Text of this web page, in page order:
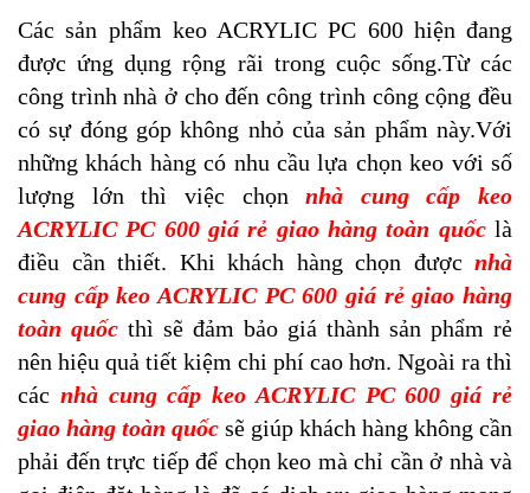
Các sản phẩm keo ACRYLIC PC 600 hiện đang
được ứng dụng rộng rãi trong cuộc sống.Từ các
công trình nhà ở cho đến công trình công cộng đều
có sự đóng góp không nhỏ của sản phẩm này.Với
những khách hàng có nhu cầu lựa chọn keo với số
lượng lớn thì việc chọnnhà cung cấp keo
ACRYLIC PC 600 giá rẻ giao hàng toàn quốclà
điều cần thiết. Khi khách hàng chọn được nhà
cung cấp keo ACRYLIC PC 600 giá rẻ giao hàng
toàn quốc thì sẽ đảm bảo giá thành sản phẩm rẻ
nên hiệu quả tiết kiệm chi phí cao hơn. Ngoài ra thì
các nhà cung cấp keo ACRYLIC PC 600 giá rẻ
giao hàng toàn quốc sẽ giúp khách hàng không cần
phải đến trực tiếp để chọn keo mà chỉ cần ở nhà và